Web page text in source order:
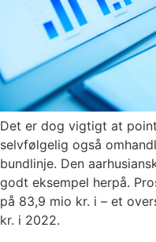
Det er dog vigtigt at
selvfølgelig også
bundlinje. Den
godt eksempel herpå.
på 83,9 mio kr. i – et
kr. i 2022.